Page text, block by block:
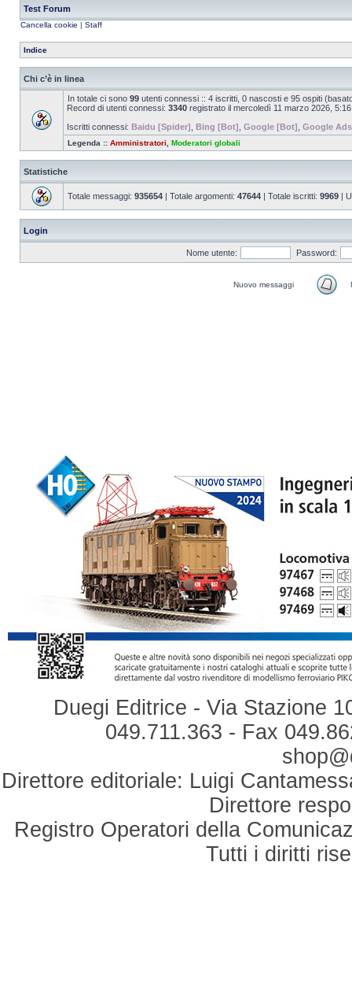
Test Forum
Cancella cookie | Staff
Indice
Chi c’è in linea
In totale ci sono 99 utenti connessi :: 4 iscritti, 0 nascosti e 95 ospiti
Record di utenti connessi: 3340 registrato il mercoledì 11 marzo 2026, 5:16
Iscritti connessi: Baidu [Spider] Bing [Bot] Google [Bot] Google
Legenda :: Amministratori Moderatori globali
Statistiche
Totale messaggi: 935654 | Totale argomenti: 47644 | Totale iscritti: 9969 |
Login
Nome utente: Password:
Nuovo messaggi
Duegi Editrice - Via Stazione
049.711.363 - Fax
Direttore editoriale: Luigi
Direttore
Registro Operatori della
Tutti i diritti